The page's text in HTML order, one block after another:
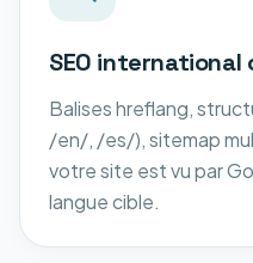
SEO international
Balises hreflang,
/en/, /es/), sitemap
votre site est vu par
langue cible.